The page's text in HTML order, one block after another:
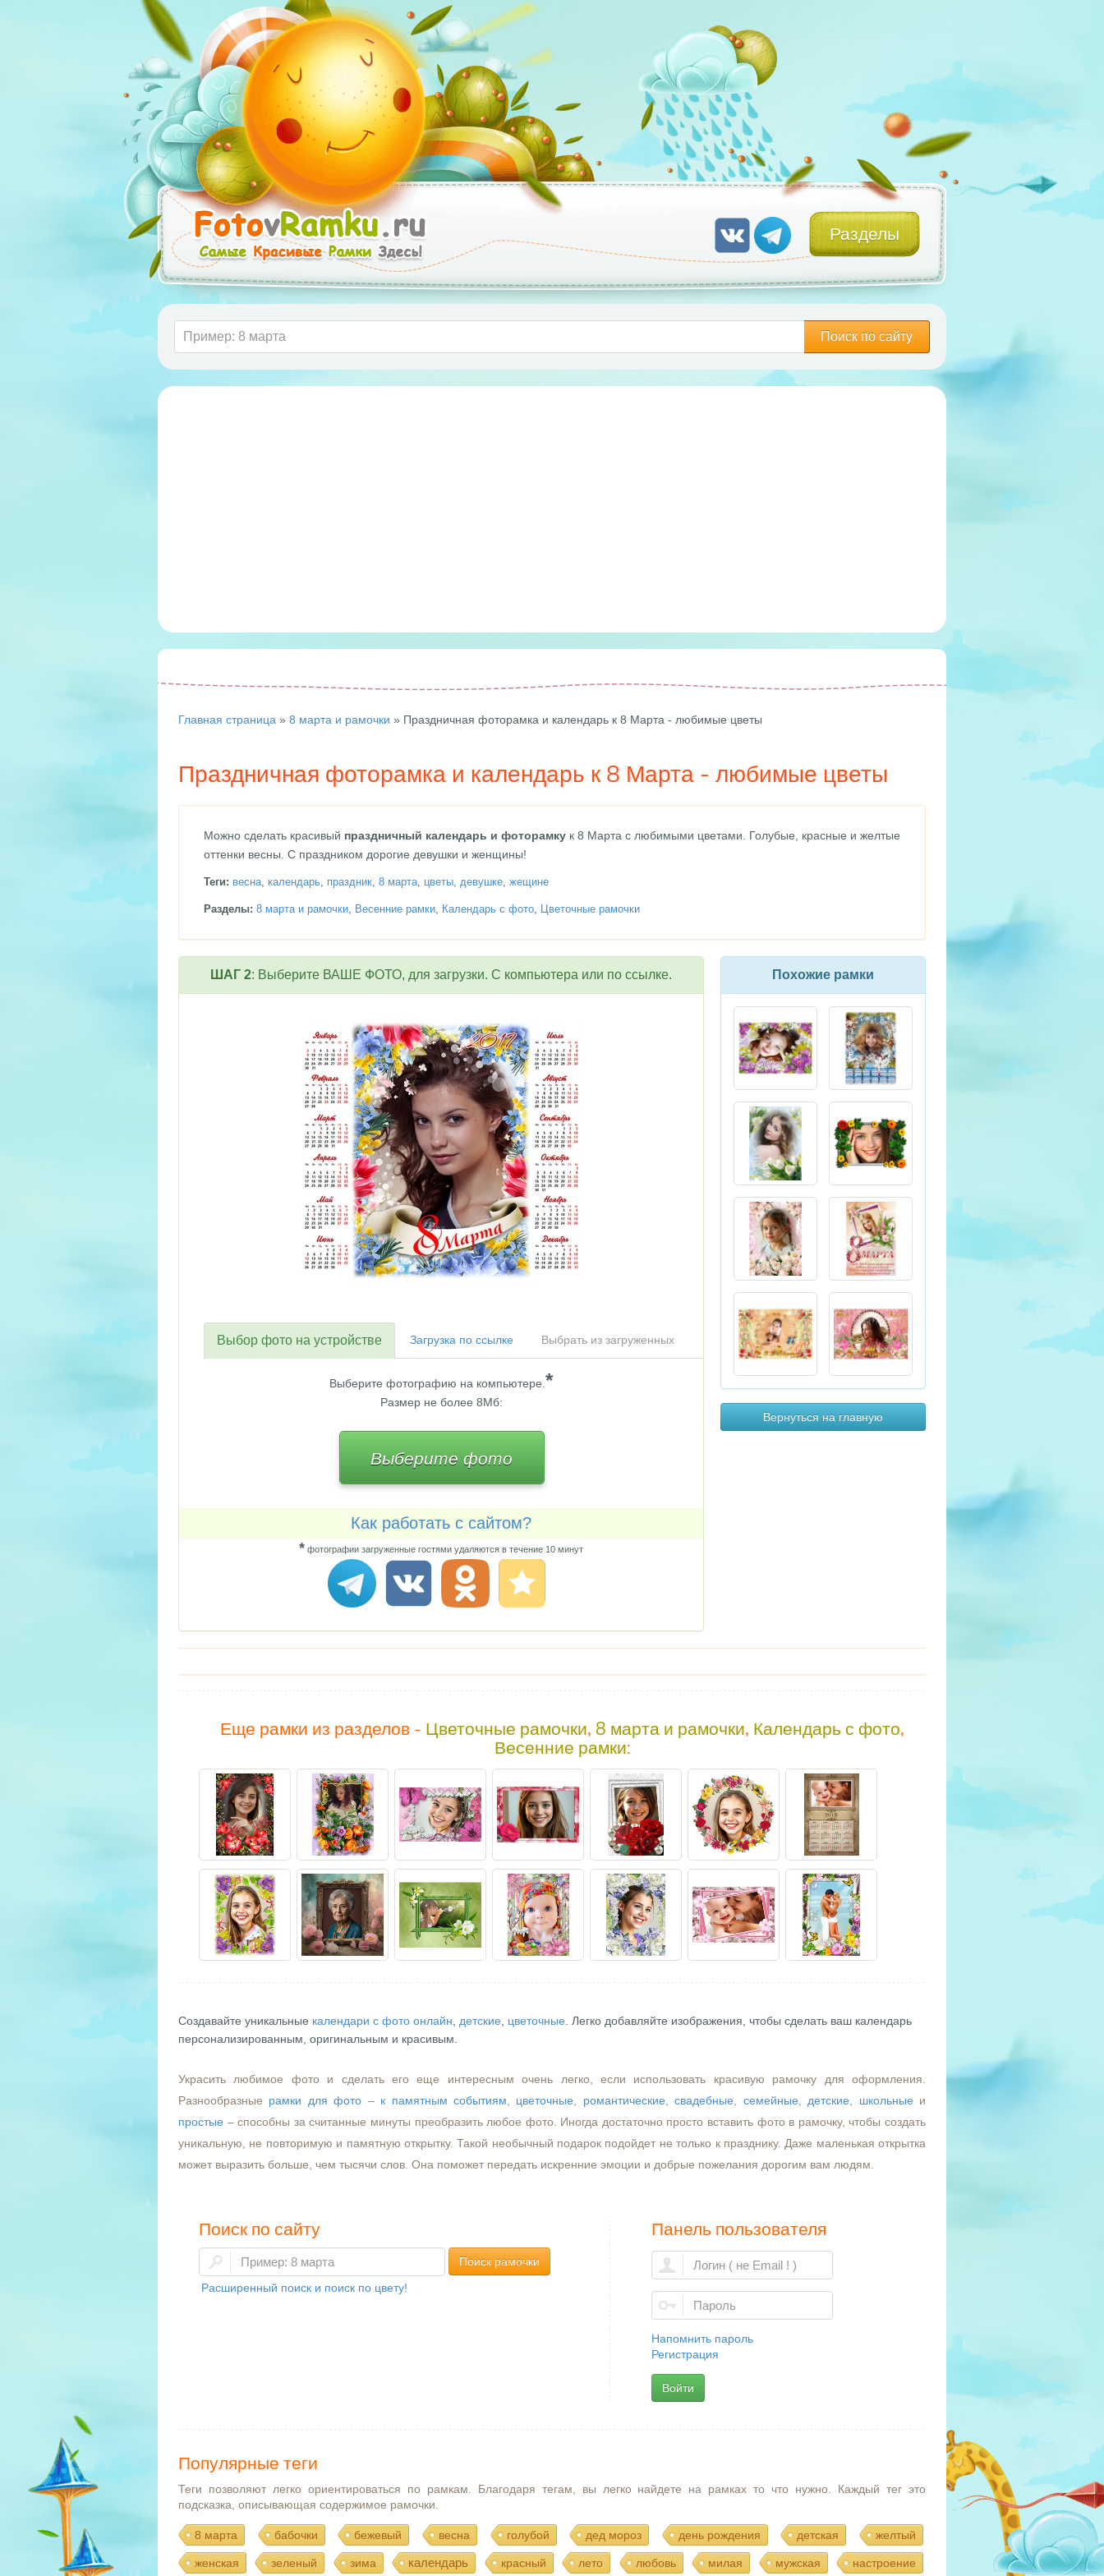
Разделы
Поиск по сайту
Главная страница » 8 марта и рамочки » Праздничная фоторамка и календарь к 8 Марта - любимые цветы
Праздничная фоторамка и календарь к 8 Марта - любимые цветы
Можно сделать красивый праздничный календарь и фоторамку к 8 Марта с любимыми цветами. Голубые, красные и желтые
оттенки весны. С праздником дорогие девушки и женщины!
Теги: весна, календарь, праздник, 8 марта, цветы, девушке, жещине
Разделы: 8 марта и рамочки, Весенние рамки, Календарь с фото, Цветочные рамочки
Похожие рамки
Вернуться на главную
ШАГ 2: Выберите ВАШЕ ФОТО, для загрузки. С компьютера или по ссылке.
Выбор фото на устройстве Загрузка по ссылке Выбрать из загруженных
Выберите фотографию на компьютере. *
Размер не более 8Мб:
Выберите фото
Как работать с сайтом?
* фотографии загруженные гостями удаляются в течение 10 минут
Еще рамки из разделов - Цветочные рамочки, 8 марта и рамочки, Календарь с фото,
Весенние рамки:
Создавайте уникальные календари с фото онлайн детские цветочные . Легко добавляйте изображения, чтобы сделать ваш календарь
персонализированным, оригинальным и красивым.
Украсить любимое фото и сделать его еще интересным очень легко, если использовать красивую рамочку для оформления.
Разнообразные рамки для фото – к памятным событиям цветочные романтические ,свадебные семейные детские школьные и
простые – способны за считанные минуты преобразить любое фото. Иногда достаточно просто вставить фото в рамочку, чтобы создать
уникальную, не повторимую и памятную открытку. Такой необычный подарок подойдет не только к празднику. Даже маленькая открытка
может выразить больше, чем тысячи слов. Она поможет передать искренние эмоции и добрые пожелания дорогим вам людям.
Поиск по сайту
Поиск рамочки
Расширенный поиск и поиск по цвету!
Панель пользователя
Напомнить пароль
Регистрация
Войти
Популярные теги
Теги позволяют легко ориентироваться по рамкам. Благодаря тегам, вы легко найдете на рамках то что нужно. Каждый тег это
подсказка, описывающая содержимое рамочки.
8 марта бабочки бежевый весна голубой дед мороз день рождения детская желтый
женская зеленый зима календарь красный лето любовь милая мужская настроение